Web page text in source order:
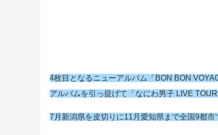
4枚目となるニューアルバム「BON BON
アルバムを引っ提げて「なにわ男子 LIVE
7月新潟県を皮切りに11月愛知県まで全国9都